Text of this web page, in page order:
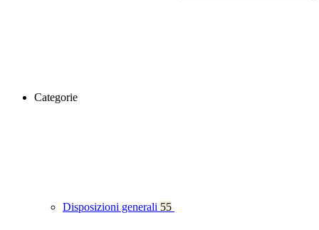
Categorie
Disposizioni generali 55